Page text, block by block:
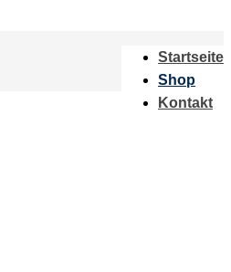
Startseite
Shop
Kontakt